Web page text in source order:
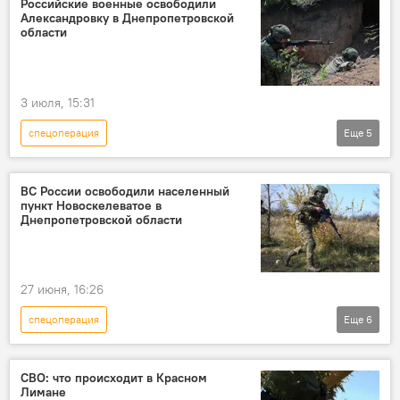
Российские военные освободили
Александровку в Днепропетровской
области
3 июля, 15:31
спецоперация
Спецоперация России по защите Донбасса
СВО
Россия
Украина
Минобороны РФ
Еще 5
ВС России освободили населенный
пункт Новоскелеватоe в
Днепропетровской области
27 июня, 16:26
спецоперация
Спецоперация России по защите Донбасса
Украина
Минобороны РФ
Еще 6
СВО: что происходит в Красном
Лимане